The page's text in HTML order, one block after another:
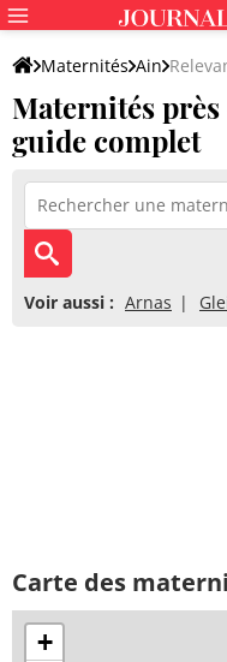
Maternités Ain
Maternités près
guide complet
Voir aussi : Arnas
Carte des
+